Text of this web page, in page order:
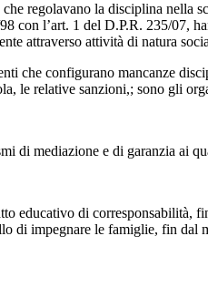
regolavano la disciplina nella
con l’art. 1 del D.P.R. 235/07,
attraverso attività di natura
che configurano mancanze
le relative sanzioni,; sono gli
di mediazione e di garanzia ai
educativo di corresponsabilità,
di impegnare le famiglie, fin